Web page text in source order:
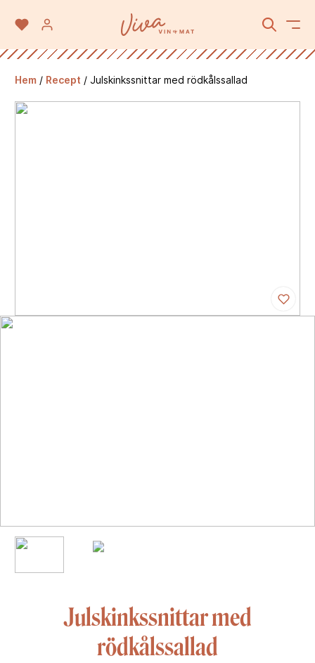
Hem / Recept / Julskinkssnittar med rödkålssallad
Julskinkssnittar med
rödkålssallad